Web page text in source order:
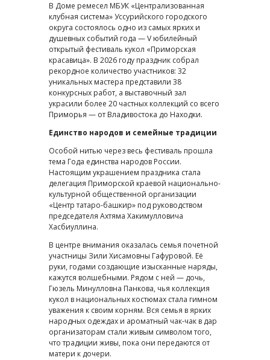
В Доме ремесел МБУК «Централизованная
клубная система» Уссурийского городского
округа состоялось одно из самых ярких и
душевных событий года — V юбилейный
открытый фестиваль кукол «Приморская
красавица». В 2026 году праздник собрал
рекордное количество участников: 32
уникальных мастера представили 38
конкурсных работ, а выставочный зал
украсили более 20 частных коллекций со всего
Приморья — от Владивостока до Находки.
Единство народов и семейные традиции
Особой нитью через весь фестиваль прошла
тема Года единства народов России.
Настоящим украшением праздника стала
делегация Приморской краевой национально-
культурной общественной организации
«Центр татаро-башкир» под руководством
председателя Ахтяма Хакимулловича
Хасбиуллина.
В центре внимания оказалась семья почетной
участницы Зили Хисамовны Гафуровой. Её
руки, годами создающие изысканные наряды,
кажутся волшебными. Рядом с ней — дочь,
Гюзель Минулловна Панкова, чья коллекция
кукол в национальных костюмах стала гимном
уважения к своим корням. Вся семья в ярких
народных одеждах и ароматный чак-чак в дар
организаторам стали живым символом того,
что традиции живы, пока они передаются от
матери к дочери.